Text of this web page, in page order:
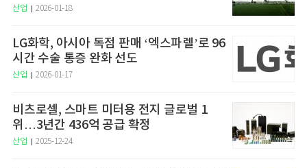
산업 2026-01-18
LG화학, 아시아 독점 판매 ‘엑스파렐’로 96
시간 수술 통증 완화 선도
산업 2026-01-17
비츠로셀, 스마트 미터용 전지 글로벌 1
위…3년간 436억 공급 확정
산업 2025-12-24